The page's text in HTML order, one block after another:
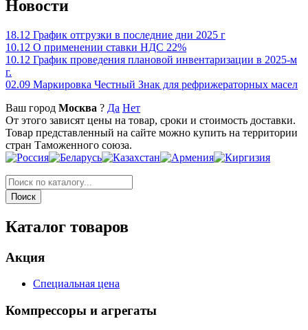
Новости
18.12 График отгрузки в последние дни 2025 г
10.12 О применении ставки НДС 22%
10.12 График проведения плановой инвентаризации в 2025-м
г.
02.09 Маркировка Честный Знак для рефрижераторных масел
Ваш город Москва ? Да Нет
От этого зависят цены на товар, сроки и стоимость доставки.
Товар представленный на сайте можно купить на территории
стран Таможенного союза.
Каталог товаров
Акция
Специальная цена
Компрессоры и агрегаты